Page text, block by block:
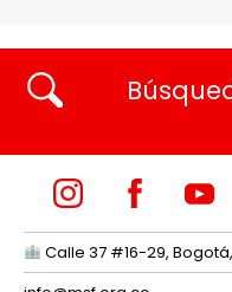
Calle 37 #16-29,